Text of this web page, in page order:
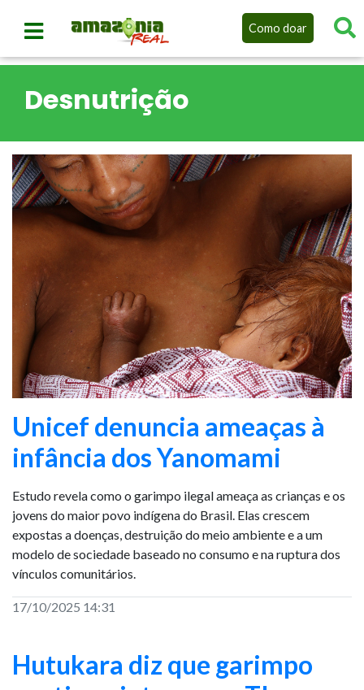
Como doar
Desnutrição
Unicef denuncia ameaças à
infância dos Yanomami
Estudo revela como o garimpo ilegal ameaça as crianças e os
jovens do maior povo indígena do Brasil. Elas crescem
expostas a doenças, destruição do meio ambiente e a um
modelo de sociedade baseado no consumo e na ruptura dos
vínculos comunitários.
17/10/2025 14:31
Hutukara diz que garimpo